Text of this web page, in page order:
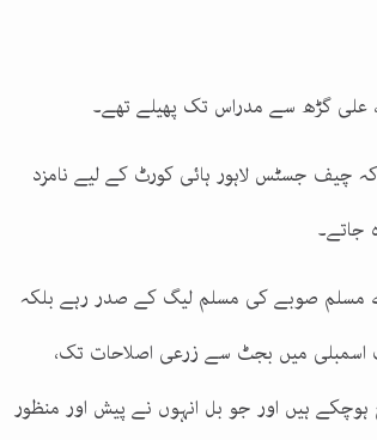
علی گڑھ سے مدراس تک پھیلے تھے۔
چیف جسٹس لاہور ہائی کورٹ کے لیے نامزد
جاتے۔
مسلم صوبے کی مسلم لیگ کے صدر رہے بلکہ
اسمبلی میں بجٹ سے زرعی اصلاحات تک،
ہیں اور جو بل انہوں نے پیش اور منظور